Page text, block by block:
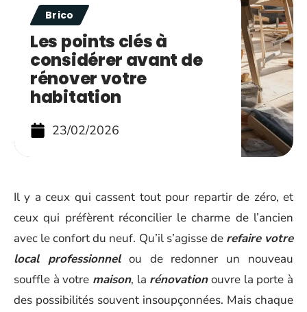
Brico
Les points clés à
considérer avant de
rénover votre
habitation
23/02/2026
Il y a ceux qui cassent tout pour repartir de zéro, et
ceux qui préfèrent réconcilier le charme de l’ancien
avec le confort du neuf. Qu’il s’agisse de refaire votre
local professionnelou de redonner un nouveau
souffle à votre maison, la rénovationouvre la porte à
des possibilités souvent insoupçonnées. Mais chaque